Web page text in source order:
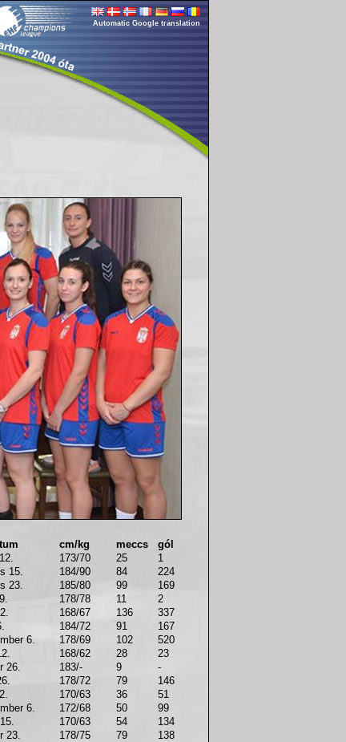
Automatic Google translation
cm/kg meccs gól
173/70 25 1
15. 184/90 84 224
23. 185/80 99 169
178/78 11 2
168/67 136 337
184/72 91 167
6. 178/69 102 520
168/62 28 23
26. 183/- 9 -
178/72 79 146
170/63 36 51
6. 172/68 50 99
170/63 54 134
23. 178/75 79 138